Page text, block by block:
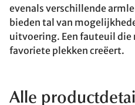
evenals verschillende
bieden tal van
uitvoering. Een fauteuil
favoriete plekken creëert.
Alle